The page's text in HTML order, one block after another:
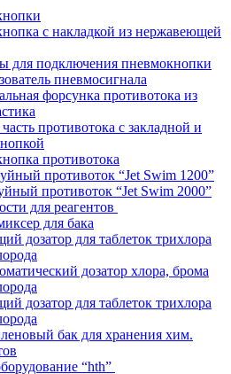
с накладкой из нержавеющей
для подключения пневмокнопки
пневмосигнала
форсунка противотока из
противотока с закладной и
противотока
противоток “Jet Swim 1200”
противоток “Jet Swim 2000”
для реагентов
для бака
дозатор для таблеток трихлора
дозатор хлора, брома
дозатор для таблеток трихлора
бак для хранения хим.
“hth”